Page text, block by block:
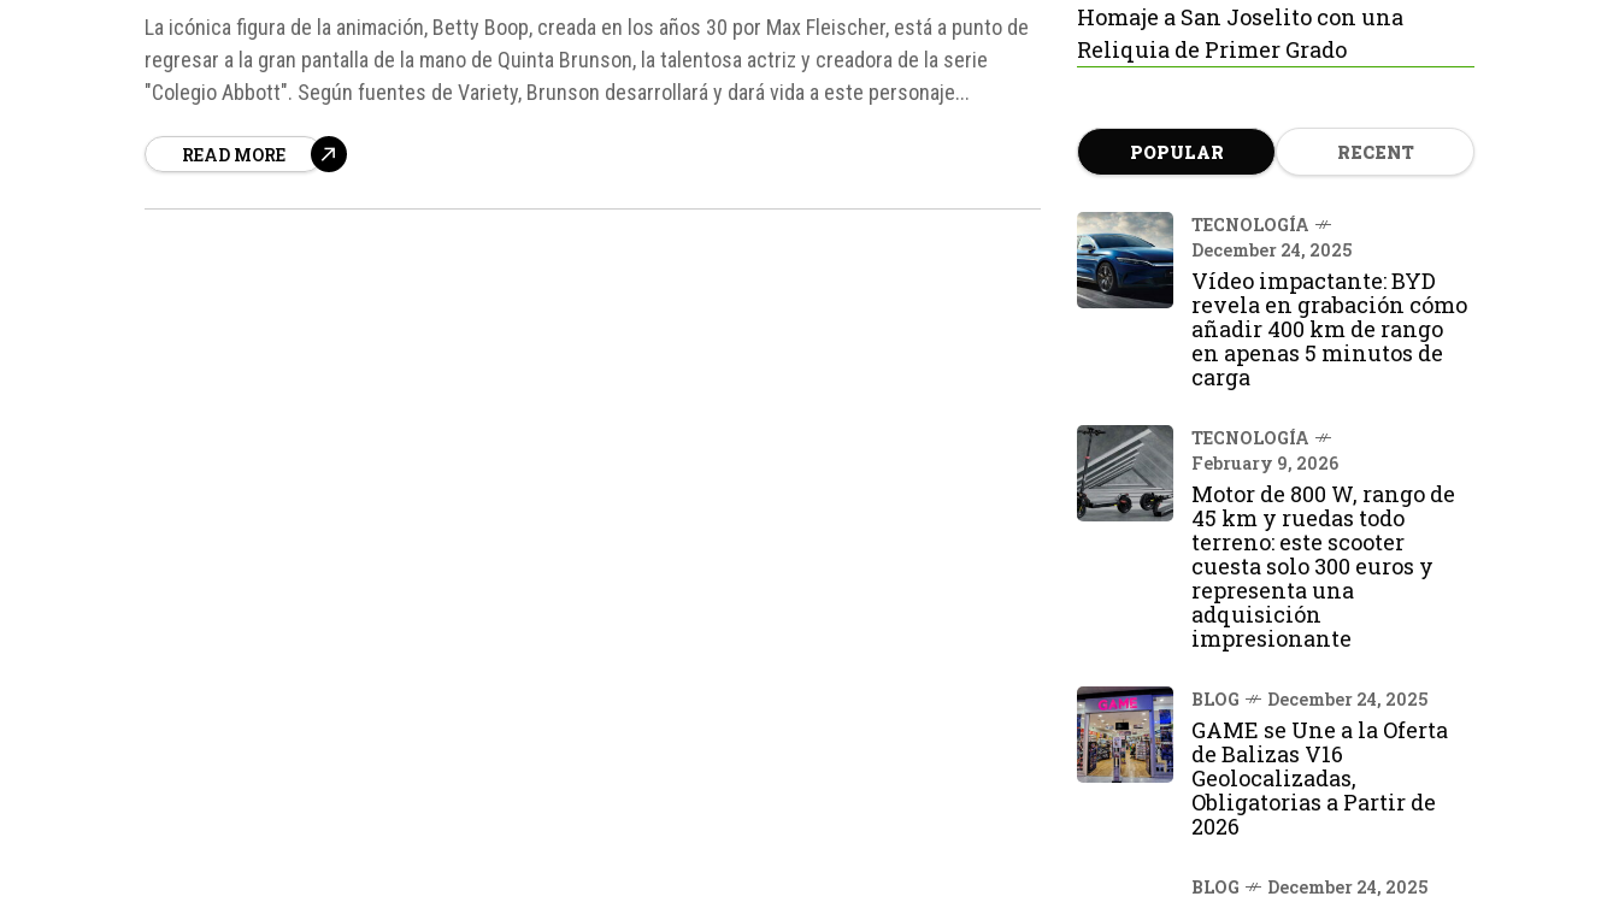
La icónica figura de la animación, Betty Boop, creada en los años 30 por Max Fleischer, está a punto de
regresar a la gran pantalla de la mano de Quinta Brunson, la talentosa actriz y creadora de la serie
"Colegio Abbott". Según fuentes de Variety, Brunson desarrollará y dará vida a este personaje...
READ MORE
Homaje a San Joselito con una
Reliquia de Primer Grado
POPULAR RECENT
TECNOLOGÍA
December 24, 2025
Vídeo impactante: BYD
revela en grabación cómo
añadir 400 km de rango
en apenas 5 minutos de
carga
TECNOLOGÍA
February 9, 2026
Motor de 800 W, rango de
45 km y ruedas todo
terreno: este scooter
cuesta solo 300 euros y
representa una
adquisición
impresionante
BLOG December 24, 2025
GAME se Une a la Oferta
de Balizas V16
Geolocalizadas,
Obligatorias a Partir de
2026
BLOG December 24, 2025